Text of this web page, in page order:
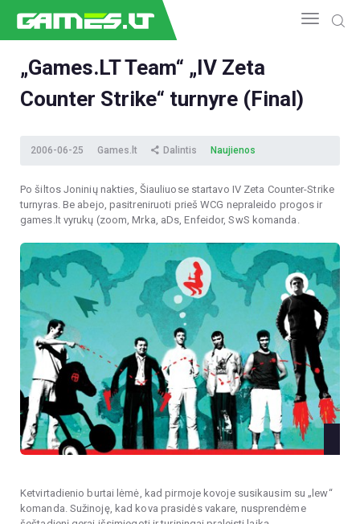
NAUJIENOS
ESPORTAS
VIDEO
APŽVALGOS
ŽAIDIMAI
„Games.LT Team“ „IV Zeta
Counter Strike“ turnyre (Final)
2006-06-25 Games.lt Dalintis Naujienos
Po šiltos Joninių nakties, Šiauliuose startavo IV Zeta Counter-Strike
turnyras. Be abejo, pasitreniruoti prieš WCG nepraleido progos ir
games.lt vyrukų (zoom, Mrka, aDs, Enfeidor, SwS komanda.
Ketvirtadienio burtai lėmė, kad pirmoje kovoje susikausim su „lew“
komanda. Sužinoję, kad kova prasidės vakare, nusprendėme